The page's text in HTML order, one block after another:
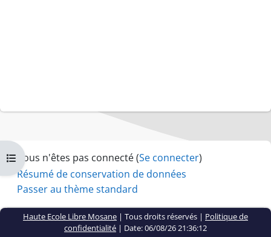
Ouvrir l’index du cours
Vous n'êtes pas connecté (Se connecter)
Résumé de conservation de données
Passer au thème standard
Haute Ecole Libre Mosane | Tous droits réservés | Politique de
confidentialité | Date: 06/08/26 21:36:12